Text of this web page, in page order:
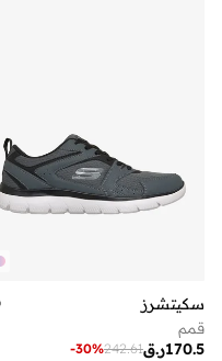
سكيتشرز
قمم
ر.ق170.5
242.61
-30%